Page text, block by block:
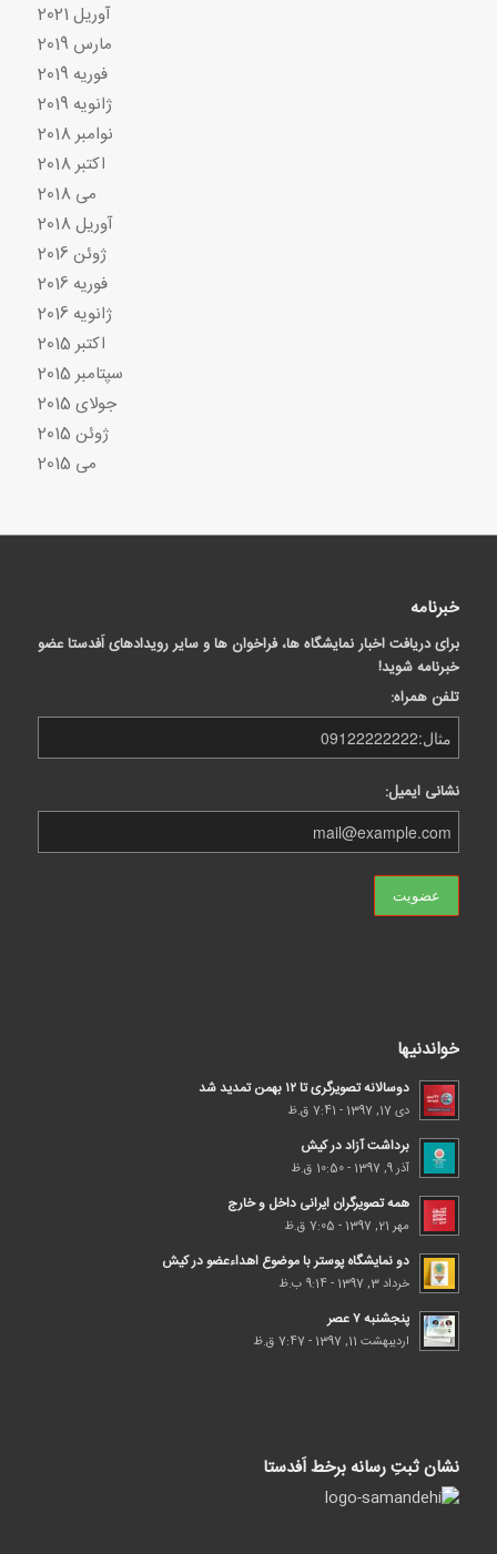
آوریل 2021
مارس 2019
فوریه 2019
ژانویه 2019
نوامبر 2018
اکتبر 2018
می 2018
آوریل 2018
ژوئن 2016
فوریه 2016
ژانویه 2016
اکتبر 2015
سپتامبر 2015
جولای 2015
ژوئن 2015
می 2015
خبرنامه
برای دریافت اخبار نمایشگاه ها، فراخوان ها و سایر رویدادهای اَفدستا عضو
خبرنامه شوید!
تلفن همراه:
نشانی ایمیل:
خواندنیها
دوسالانه تصویرگری تا ۱۲ بهمن تمدید شد
دی 17, 1397 - 7:41 ق.ظ
برداشت آزاد در کیش
آذر 9, 1397 - 10:50 ق.ظ
همه تصویرگران ایرانی داخل و خارج
مهر 21, 1397 - 7:05 ق.ظ
دو نمایشگاه پوستر با موضوع اهداء‌عضو در کیش
خرداد 3, 1397 - 9:14 ب.ظ
پنجشنبه ۷ عصر
اردیبهشت 11, 1397 - 7:47 ق.ظ
نشان ثبتِ رسانه برخط اَفدستا